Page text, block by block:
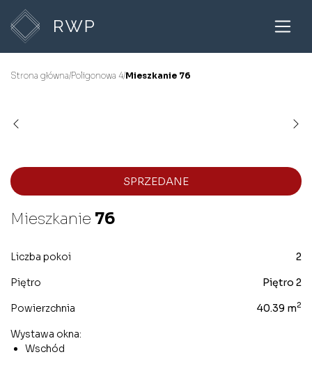
Strona główna/Poligonowa 4/Mieszkanie 76
SPRZEDANE
Mieszkanie 76
Liczba pokoi 2
Piętro Piętro 2
Powierzchnia 40.39 m2
Wystawa okna:
Wschód